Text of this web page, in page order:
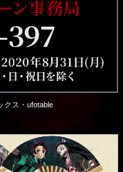
クス・ufotable